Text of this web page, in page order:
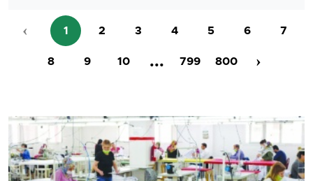
‹ 1 2 3 4 5 6 7
8 9 10 ... 799 800 ›